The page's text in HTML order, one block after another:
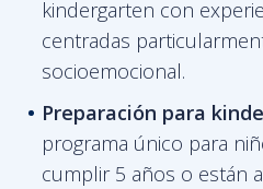
kindergarten con
centradas
socioemocional.
Preparación para
programa único para
cumplir 5 años o están